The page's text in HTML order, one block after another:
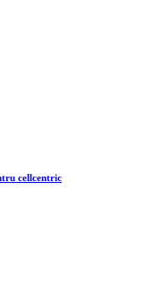
cellcentric